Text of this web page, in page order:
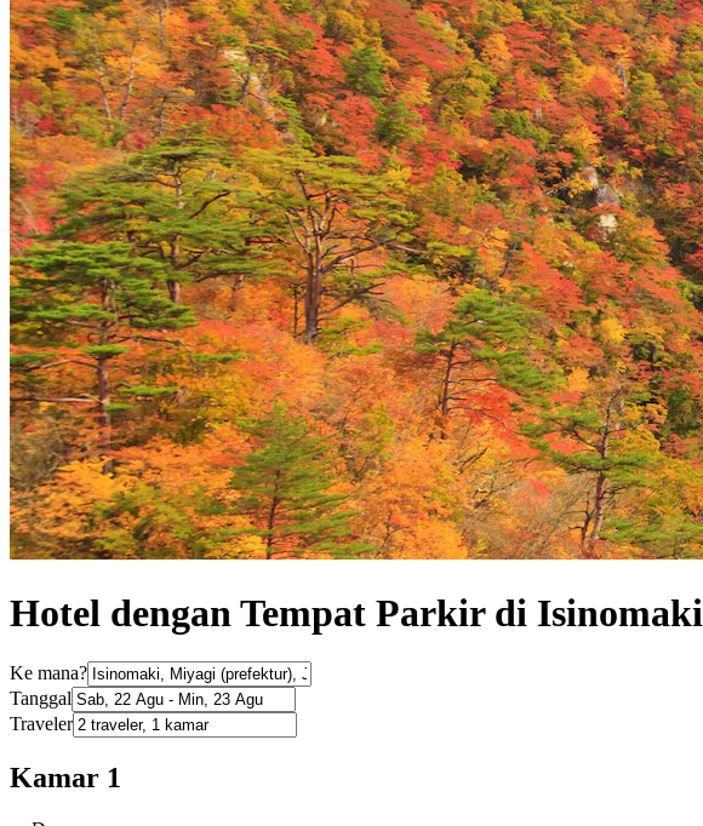
Hotel dengan Tempat Parkir di Isinomaki
Ke mana?
Tanggal
Traveler
Kamar 1